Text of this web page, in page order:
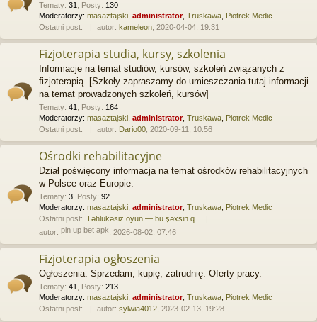
Tematy: 31 Posty: 130
Moderatorzy: masaztajski administrator, Truskawa Piotrek Medic
Ostatni post:
autor: kameleon , 2020-04-04, 19:31
Fizjoterapia studia, kursy, szkolenia
Informacje na temat studiów, kursów, szkoleń związanych z
fizjoterapią. [Szkoły zapraszamy do umieszczania tutaj informacji
na temat prowadzonych szkoleń, kursów]
Tematy: 41 Posty: 164
Moderatorzy: masaztajski administrator, Truskawa Piotrek Medic
Ostatni post:
autor: Dario00 , 2020-09-11, 10:56
Ośrodki rehabilitacyjne
Dział poświęcony informacja na temat ośrodków rehabilitacyjnych
w Polsce oraz Europie.
Tematy: 3 Posty: 92
Moderatorzy: masaztajski administrator, Truskawa Piotrek Medic
Ostatni post: Təhlükəsiz oyun — bu şəxsin q…
autor: pin up bet apk , 2026-08-02, 07:46
Fizjoterapia ogłoszenia
Ogłoszenia: Sprzedam, kupię, zatrudnię. Oferty pracy.
Tematy: 41 Posty: 213
Moderatorzy: masaztajski administrator, Truskawa Piotrek Medic
Ostatni post:
autor: sylwia4012 , 2023-02-13, 19:28